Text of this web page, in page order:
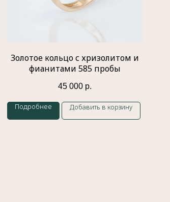
Золотое кольцо с хризолитом и
фианитами 585 пробы
45 000 р.
Подробнее Добавить в корзину